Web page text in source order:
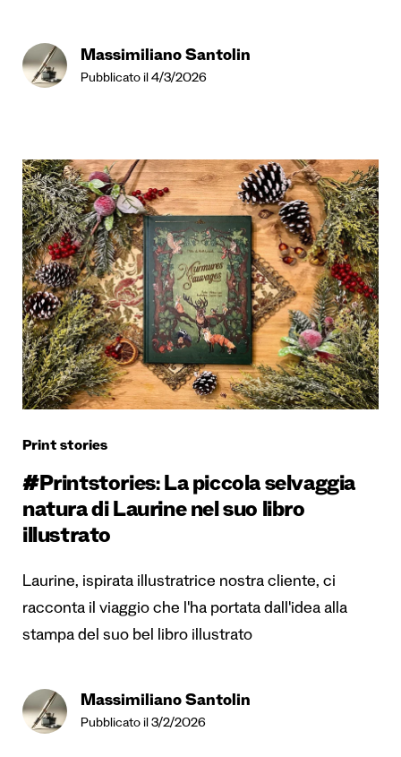
Massimiliano Santolin
Pubblicato il 4/3/2026
Print stories
#Printstories: La piccola selvaggia
natura di Laurine nel suo libro
illustrato
Laurine, ispirata illustratrice nostra cliente, ci
racconta il viaggio che l'ha portata dall'idea alla
stampa del suo bel libro illustrato
Massimiliano Santolin
Pubblicato il 3/2/2026